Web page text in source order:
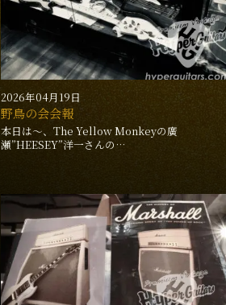
2026年04月19日
野鳥の会会報
本日は〜、The Yellow Monkeyの廣
瀬”HEESEY”洋一さんの…